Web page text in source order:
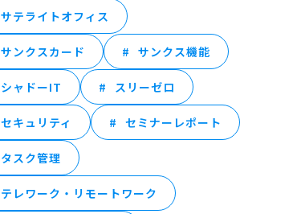
サテライトオフィス
サンクスカード サンクス機能
シャドーIT スリーゼロ
セキュリティ セミナーレポート
タスク管理
テレワーク・リモートワーク